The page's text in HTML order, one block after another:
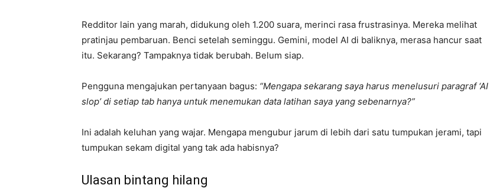
Redditor lain yang marah, didukung oleh 1.200 suara, merinci rasa frustrasinya. Mereka melihat
pratinjau pembaruan. Benci setelah seminggu. Gemini, model AI di baliknya, merasa hancur saat
itu. Sekarang? Tampaknya tidak berubah. Belum siap.
Pengguna mengajukan pertanyaan bagus: “Mengapa sekarang saya harus menelusuri paragraf ‘AI
slop’ di setiap tab hanya untuk menemukan data latihan saya yang sebenarnya?”
Ini adalah keluhan yang wajar. Mengapa mengubur jarum di lebih dari satu tumpukan jerami, tapi
tumpukan sekam digital yang tak ada habisnya?
Ulasan bintang hilang